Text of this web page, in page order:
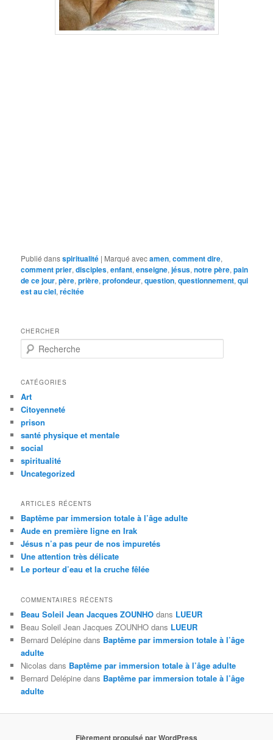
Publié dansspiritualité | Marqué avecamen,comment dire,
comment prier,disciples,enfant,enseigne,jésus,notre père,pain
de ce jour,père,prière,profondeur,question,questionnement,qui
est au ciel,récitée
CHERCHER
e
h
r
c
h
e
CATÉGORIES
Art
Citoyenneté
prison
santé physique et mentale
social
spiritualité
Uncategorized
ARTICLES RÉCENTS
Baptême par immersion totale à l’âge adulte
Aude en première ligne en Irak
Jésus n’a pas peur de nos impuretés
Une attention très délicate
Le porteur d’eau et la cruche fêlée
COMMENTAIRES RÉCENTS
Beau Soleil Jean Jacques ZOUNHO dans LUEUR
Beau Soleil Jean Jacques ZOUNHO dans LUEUR
Bernard Delépine dans Baptême par immersion totale à l’âge
adulte
Nicolas dans Baptême par immersion totale à l’âge adulte
Bernard Delépine dans Baptême par immersion totale à l’âge
adulte